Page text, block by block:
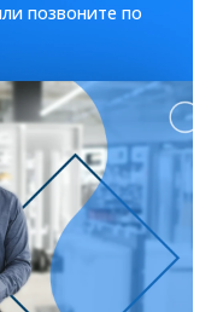
позвоните по